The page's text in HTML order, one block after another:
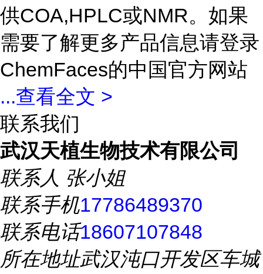
供COA,HPLC或NMR。如果
需要了解更多产品信息请登录
ChemFaces的中国官方网站
...查看全文 >
联系我们
武汉天植生物技术有限公司
联系人 张小姐
联系手机17786489370
联系电话18607107848
所在地址武汉沌口开发区车城